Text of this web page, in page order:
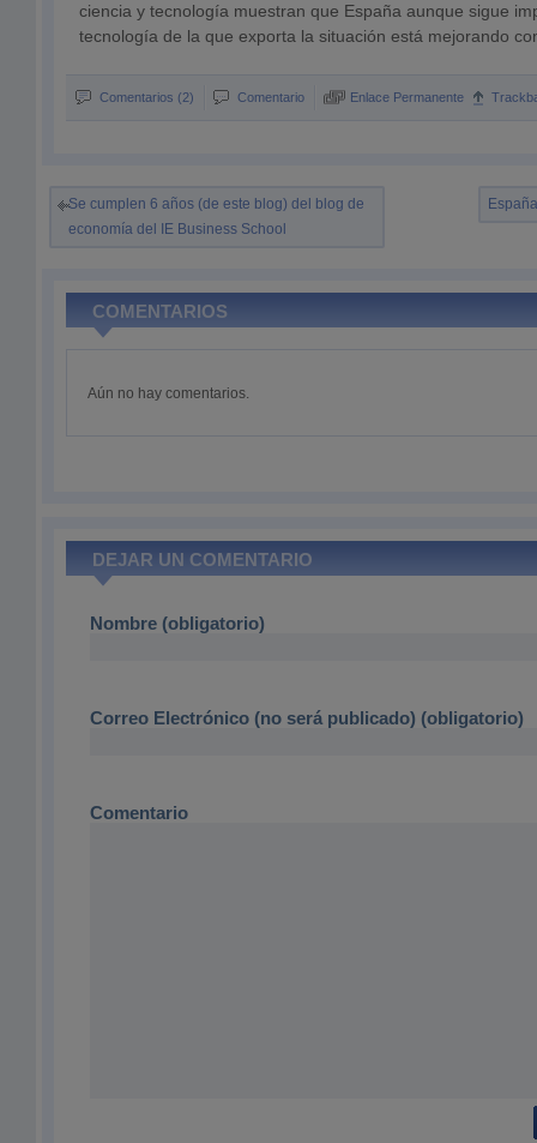
ciencia y tecnología muestran que España aunque sigue
tecnología de la que exporta la situación está mejorando
Comentarios (2) Comentario Enlace Permanente
Se cumplen 6 años (de este blog) del blog de
economía del IE Business School
COMENTARIOS
Aún no hay comentarios.
DEJAR UN COMENTARIO
Nombre (obligatorio)
Correo Electrónico (no será publicado) (obligatorio)
Comentario